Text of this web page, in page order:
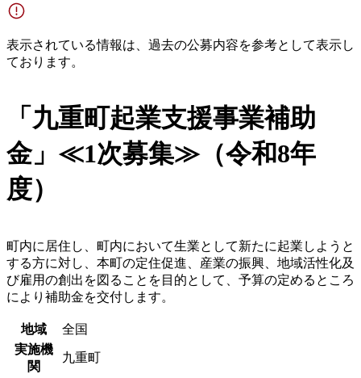
表示されている情報は、過去の公募内容を参考として表示し
ております。
「九重町起業支援事業補助
金」≪1次募集≫（令和8年
度）
町内に居住し、町内において生業として新たに起業しようと
する方に対し、本町の定住促進、産業の振興、地域活性化及
び雇用の創出を図ることを目的として、予算の定めるところ
により補助金を交付します。
地域
全国
実施機
関
九重町